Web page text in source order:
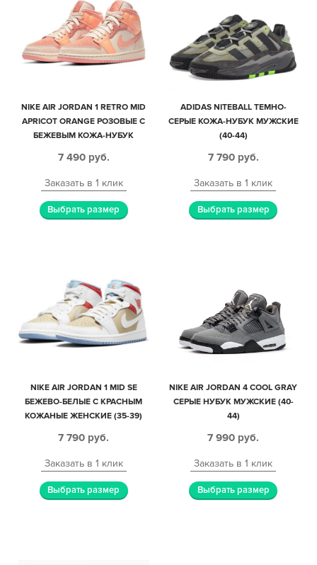
NIKE AIR JORDAN 1 RETRO MID
APRICOT ORANGE РОЗОВЫЕ С
БЕЖЕВЫМ КОЖА-НУБУК
7 490 руб.
Заказать в 1 клик
Выбрать размер
ADIDAS NITEBALL ТЕМНО-
СЕРЫЕ КОЖА-НУБУК МУЖСКИЕ
(40-44)
7 790 руб.
Заказать в 1 клик
Выбрать размер
NIKE AIR JORDAN 1 MID SE
БЕЖЕВО-БЕЛЫЕ С КРАСНЫМ
КОЖАНЫЕ ЖЕНСКИЕ (35-39)
7 790 руб.
Заказать в 1 клик
Выбрать размер
NIKE AIR JORDAN 4 COOL GRAY
СЕРЫЕ НУБУК МУЖСКИЕ (40-
44)
7 990 руб.
Заказать в 1 клик
Выбрать размер